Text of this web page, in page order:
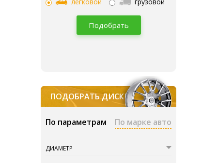
Подобрать
ПОДОБРАТЬ ДИСКИ
По параметрам По марке авто
ДИАМЕТР